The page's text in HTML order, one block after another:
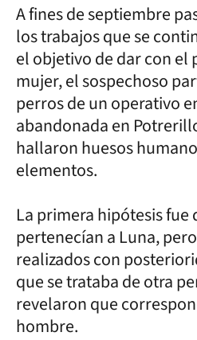
A fines de septiembre
los trabajos que se
el objetivo de dar con el
mujer, el sospechoso
perros de un operativo
abandonada en
hallaron huesos
elementos.
La primera hipótesis fue
pertenecían a Luna,
realizados con
que se trataba de otra
revelaron que
hombre.